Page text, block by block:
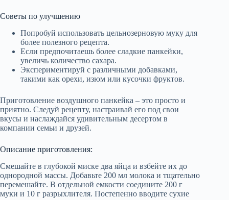
Советы по улучшению
Попробуй использовать цельнозерновую муку для
более полезного рецепта.
Если предпочитаешь более сладкие панкейки,
увеличь количество сахара.
Экспериментируй с различными добавками,
такими как орехи, изюм или кусочки фруктов.
Приготовление воздушного панкейка – это просто и
приятно. Следуй рецепту, настраивай его под свои
вкусы и наслаждайся удивительным десертом в
компании семьи и друзей.
Описание приготовления:
Смешайте в глубокой миске два яйца и взбейте их до
однородной массы. Добавьте 200 мл молока и тщательно
перемешайте. В отдельной емкости соедините 200 г
муки и 10 г разрыхлителя. Постепенно вводите сухие